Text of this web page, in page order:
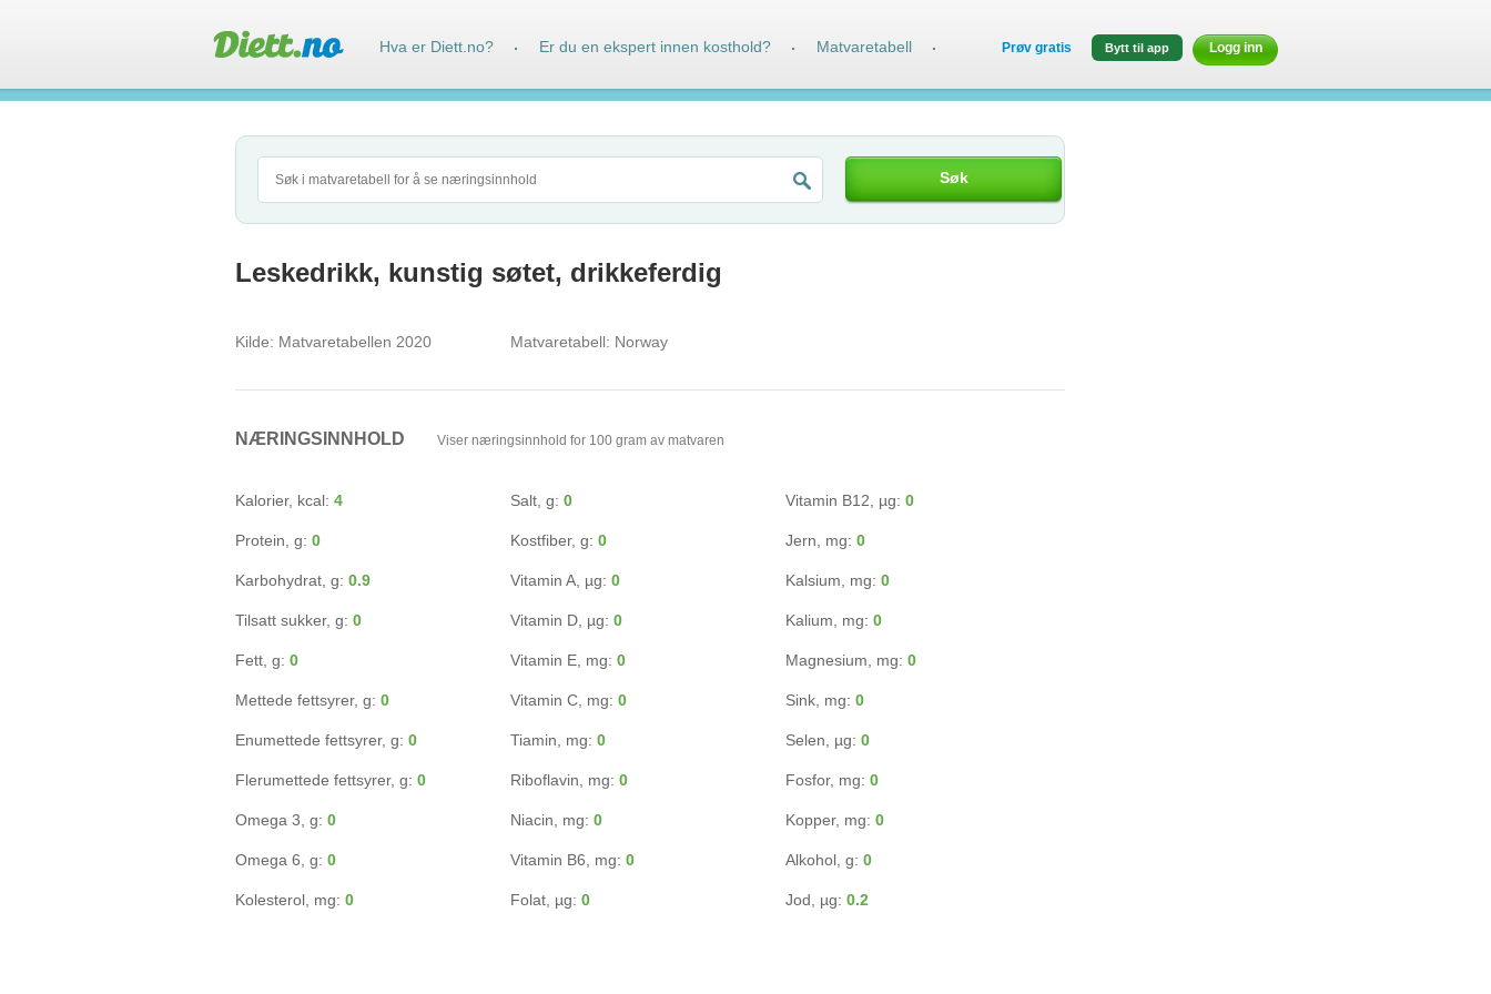
Søk
Leskedrikk, kunstig søtet, drikkeferdig
Kilde: Matvaretabellen 2020 Matvaretabell: Norway
NÆRINGSINNHOLD Viser næringsinnhold for 100 gram av matvaren
Kalorier, kcal: 4
Protein, g: 0
Karbohydrat, g: 0.9
Tilsatt sukker, g: 0
Fett, g: 0
Mettede fettsyrer, g: 0
Enumettede fettsyrer, g: 0
Flerumettede fettsyrer, g: 0
Omega 3, g: 0
Omega 6, g: 0
Kolesterol, mg: 0
Salt, g: 0
Kostfiber, g: 0
Vitamin A, µg: 0
Vitamin D, µg: 0
Vitamin E, mg: 0
Vitamin C, mg: 0
Tiamin, mg: 0
Riboflavin, mg: 0
Niacin, mg: 0
Vitamin B6, mg: 0
Folat, µg: 0
Vitamin B12, µg: 0
Jern, mg: 0
Kalsium, mg: 0
Kalium, mg: 0
Magnesium, mg: 0
Sink, mg: 0
Selen, µg: 0
Fosfor, mg: 0
Kopper, mg: 0
Alkohol, g: 0
Jod, µg: 0.2
Hva er Diett.no? · Er du en ekspert innen kosthold? · Matvaretabell · Prøv gratis Bytt til app Logg inn